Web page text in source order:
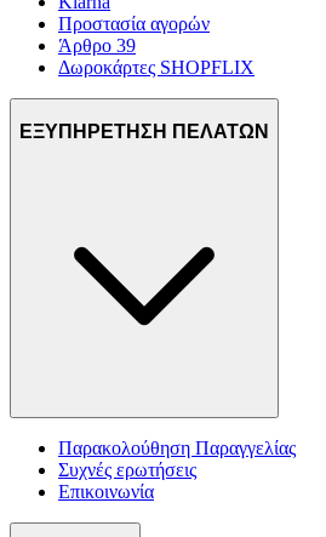
Προστασία αγορών
Άρθρο 39
Δωροκάρτες SHOPFLIX
ΕΞΥΠΗΡΕΤΗΣΗ ΠΕΛΑΤΩΝ
Παρακολούθηση Παραγγελίας
Συχνές ερωτήσεις
Επικοινωνία